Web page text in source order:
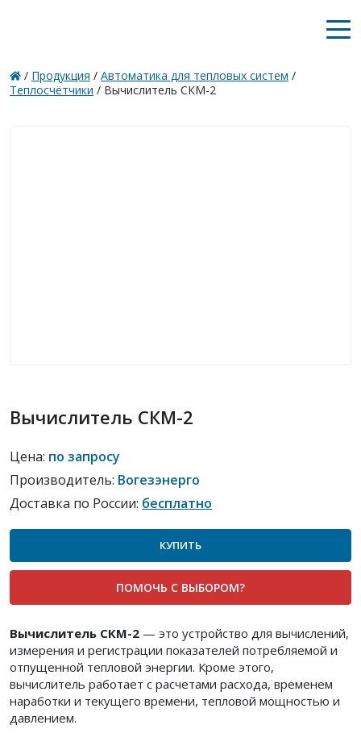
/ Продукция / Автоматика для тепловых систем /
Теплосчётчики / Вычислитель СКМ-2
Вычислитель СКМ-2
Цена: по запросу
Производитель: Вогезэнерго
Доставка по России: бесплатно
КУПИТЬ
ПОМОЧЬ С ВЫБОРОМ?
Вычислитель СКМ-2 — это устройство для вычислений,
измерения и регистрации показателей потребляемой и
отпущенной тепловой энергии. Кроме этого,
вычислитель работает с расчетами расхода, временем
наработки и текущего времени, тепловой мощностью и
давлением.